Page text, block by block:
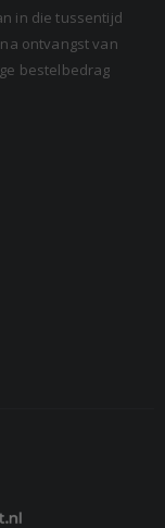
in die tussentijd
ontvangst van
bestelbedrag